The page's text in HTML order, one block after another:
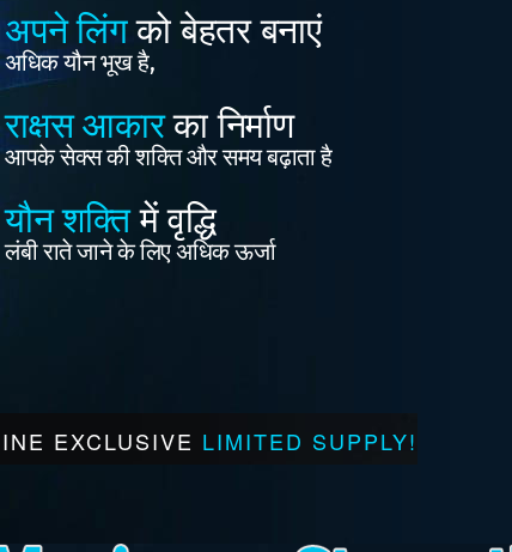
अपने लिंगको बेहतर बनाएं
अधिक यौन भूख है,
राक्षस आकारका निर्माण
आपके सेक्स की शक्ति और समय बढ़ाता है
यौन शक्तिमें वृद्धि
लंबी राते जाने के लिए अधिक ऊर्जा
EXCLUSIVE LIMITED SUPPLY!